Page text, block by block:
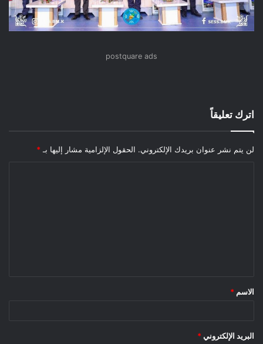
postquare ads
اترك تعليقاً
لن يتم نشر عنوان بريدك الإلكتروني. الحقول الإلزامية مشار إليها بـ *
الاسم *
البريد الإلكتروني *